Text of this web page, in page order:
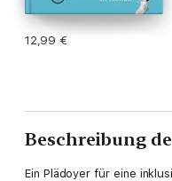
12,99 €
Beschreibung
Ein Plädoyer für eine